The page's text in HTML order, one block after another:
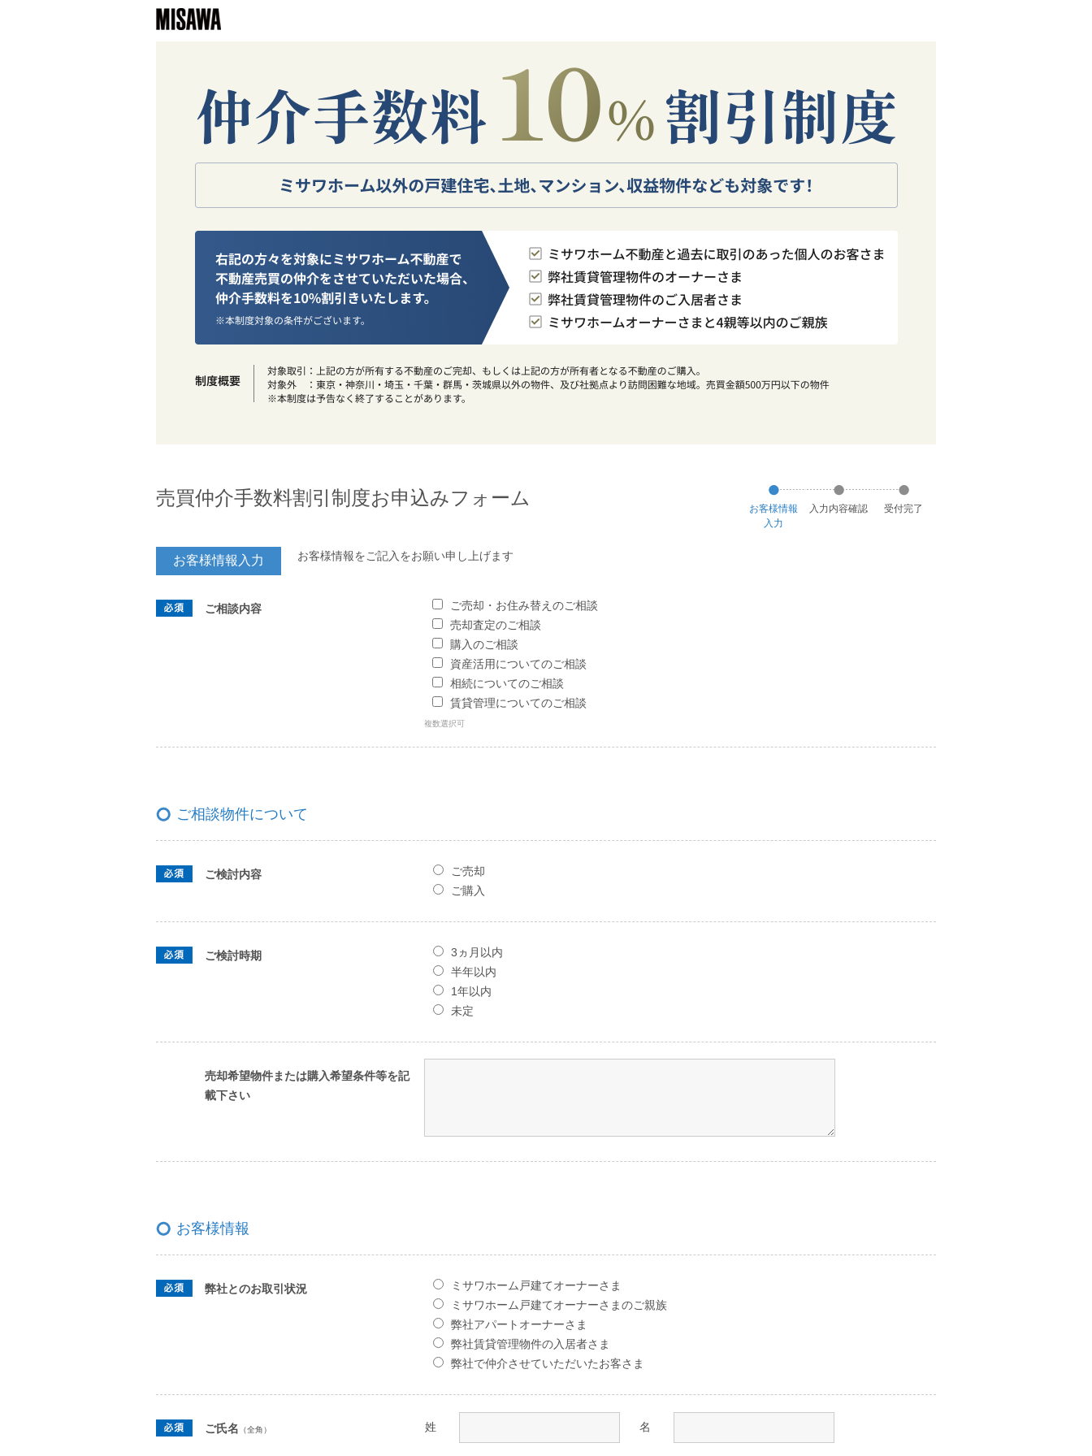
売買仲介手数料割引制度お申込みフォーム お客様情報
入力
入力内容確認 受付完了
お客様情報入力 お客様情報をご記入をお願い申し上げます
ご相談内容
ご売却・お住み替えのご相談
売却査定のご相談
購入のご相談
資産活用についてのご相談
相続についてのご相談
賃貸管理についてのご相談
複数選択可
ご相談物件について
ご検討内容
ご売却
ご購入
ご検討時期
3ヵ月以内
半年以内
1年以内
未定
売却希望物件または購入希望条件等を記
載下さい
お客様情報
弊社とのお取引状況
ミサワホーム戸建てオーナーさま
ミサワホーム戸建てオーナーさまのご親族
弊社アパートオーナーさま
弊社賃貸管理物件の入居者さま
弊社で仲介させていただいたお客さま
ご氏名 （全角） 姓 名